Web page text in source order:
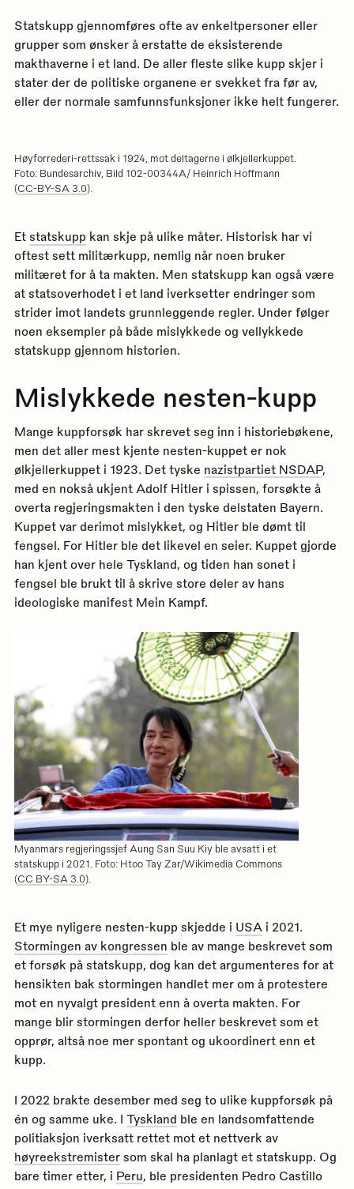
Statskupp gjennomføres ofte av enkeltpersoner eller
grupper som ønsker å erstatte de eksisterende
makthaverne i et land. De aller fleste slike kupp skjer i
stater der de politiske organene er svekket fra før av,
eller der normale samfunnsfunksjoner ikke helt fungerer.
Høyforrederi-rettssak i 1924, mot deltagerne i ølkjellerkuppet.
Foto: Bundesarchiv, Bild 102-00344A/ Heinrich Hoffmann
(CC-BY-SA 3.0).
Et statskupp kan skje på ulike måter. Historisk har vi
oftest sett militærkupp, nemlig når noen bruker
militæret for å ta makten. Men statskupp kan også være
at statsoverhodet i et land iverksetter endringer som
strider imot landets grunnleggende regler. Under følger
noen eksempler på både mislykkede og vellykkede
statskupp gjennom historien.
Mislykkede nesten-kupp
Mange kuppforsøk har skrevet seg inn i historiebøkene,
men det aller mest kjente nesten-kuppet er nok
ølkjellerkuppet i 1923. Det tyske nazistpartiet NSDAP,
med en nokså ukjent Adolf Hitler i spissen, forsøkte å
overta regjeringsmakten i den tyske delstaten Bayern.
Kuppet var derimot mislykket, og Hitler ble dømt til
fengsel. For Hitler ble det likevel en seier. Kuppet gjorde
han kjent over hele Tyskland, og tiden han sonet i
fengsel ble brukt til å skrive store deler av hans
ideologiske manifest Mein Kampf.
Myanmars regjeringssjef Aung San Suu Kiy ble avsatt i et
statskupp i 2021. Foto: Htoo Tay Zar/Wikimedia Commons
(CC BY-SA 3.0).
Et mye nyligere nesten-kupp skjedde i USA i 2021.
Stormingen av kongressen ble av mange beskrevet som
et forsøk på statskupp, dog kan det argumenteres for at
hensikten bak stormingen handlet mer om å protestere
mot en nyvalgt president enn å overta makten. For
mange blir stormingen derfor heller beskrevet som et
opprør, altså noe mer spontant og ukoordinert enn et
kupp.
I 2022 brakte desember med seg to ulike kuppforsøk på
én og samme uke. I Tyskland ble en landsomfattende
politiaksjon iverksatt rettet mot et nettverk av
høyreekstremistersom skal ha planlagt et statskupp. Og
bare timer etter, i Peru, ble presidenten Pedro Castillo